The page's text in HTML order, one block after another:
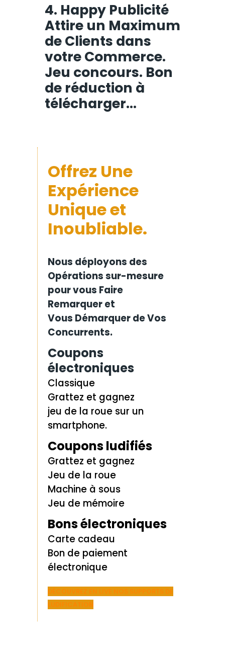
4. Happy Publicité
Attire un Maximum
de Clients dans
votre Commerce.
Jeu concours. Bon
de réduction à
télécharger…
Offrez Une
Expérience
Unique et
Inoubliable.
Nous déployons des
Opérations sur-mesure
pour vous Faire
Remarquer et
Vous Démarquer de Vos
Concurrents.
Coupons
électroniques
Classique
Grattez et gagnez
jeu de la roue sur un
smartphone.
Coupons ludifiés
Grattez et gagnez
Jeu de la roue
Machine à sous
Jeu de mémoire
Bons électroniques
Carte cadeau
Bon de paiement
électronique
DÉCOUVREZ EN LIVE NOS SUPPORTS DE
LUDIFICATION